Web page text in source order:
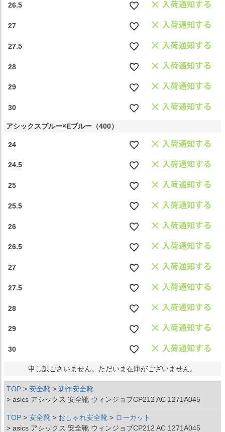
26.5
27
27.5
28
29
30
アシックスブルー×Eブルー（400）
24
24.5
25
25.5
26
26.5
27
27.5
28
29
30
申し訳ございません。ただいま在庫がございません。
TOP 安全靴
新作安全靴
asics アシックス 安全靴 ウィンジョブCP212 AC 1271A045
TOP 安全靴 おしゃれ安全靴
ローカット
asics アシックス 安全靴 ウィンジョブCP212 AC 1271A045